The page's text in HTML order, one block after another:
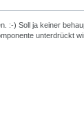
:-) Soll ja keiner
unterdrückt